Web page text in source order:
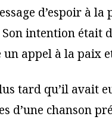
d’espoir à
intention était
un appel à la paix
tard qu’il avait
d’une chanson